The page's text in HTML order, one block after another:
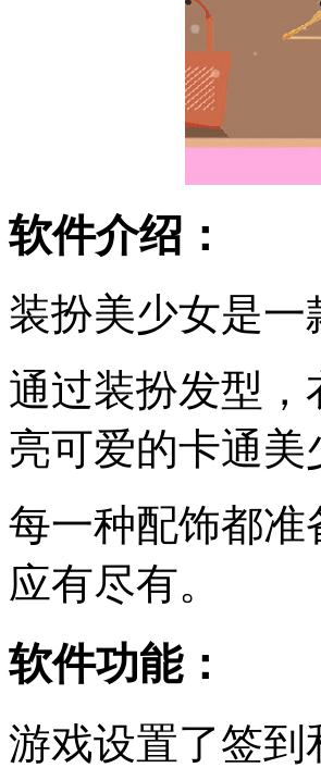
软件介绍：
装扮美少女是
通过装扮发型
亮可爱的卡通美
每一种配饰都
应有尽有。
软件功能：
游戏设置了签